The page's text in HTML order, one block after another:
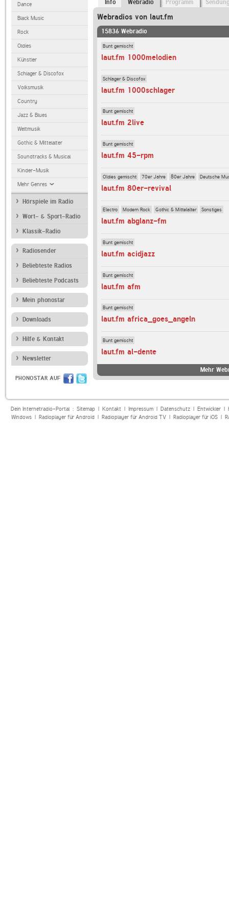
Dance
Black Music
Rock
Oldies
Künstler
Schlager & Discofox
Volksmusik
Country
Jazz & Blues
Weltmusik
Gothic & Mittelalter
Soundtracks & Musical
Kinder-Musik
Mehr Genres
Hörspiele im Radio
Wort- & Sport-Radio
Klassik-Radio
Radiosender
Beliebteste Radios
Beliebteste Podcasts
Mein phonostar
Downloads
Hilfe & Kontakt
Newsletter
PHONOSTAR AUF
Info Webradio Programm
Webradios von laut.fm
15836 Webradio
Bunt gemischt
laut.fm 1000melodien
Schlager & Discofox
laut.fm 1000schlager
Bunt gemischt
laut.fm 2live
Bunt gemischt
laut.fm 45-rpm
Oldies gemischt 70er Jahre 80er Jahre Deutsche
laut.fm 80er-revival
Electro Modern Rock Gothic & Mittelalter Sonstiges
laut.fm abglanz-fm
Bunt gemischt
laut.fm acidjazz
Bunt gemischt
laut.fm afm
Bunt gemischt
laut.fm africa_goes_angeln
Bunt gemischt
laut.fm al-dente
Mehr
Dein Internetradio-Portal : Sitemap| Kontakt| Impressum| Datenschutz| Entwickler|
Windows| Radioplayer für Android| Radioplayer für Android TV| Radioplayer für iOS|